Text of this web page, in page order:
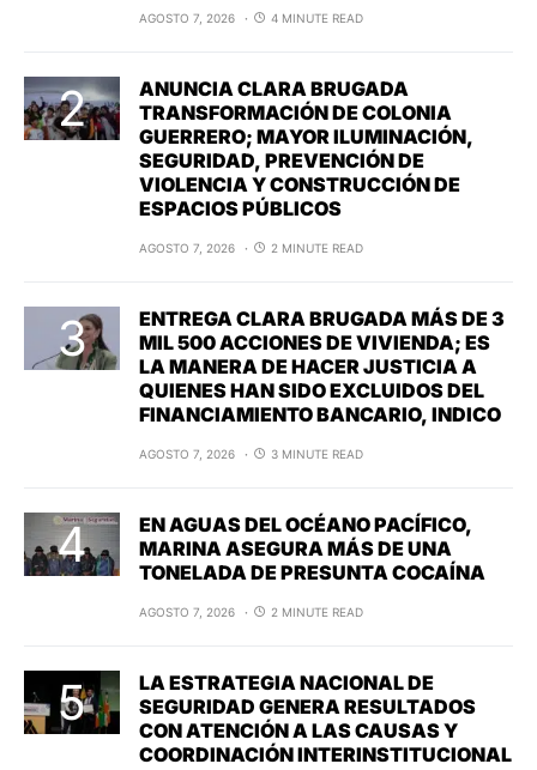
AGOSTO 7, 2026 4 MINUTE READ
ANUNCIA CLARA BRUGADA
TRANSFORMACIÓN DE COLONIA
GUERRERO; MAYOR ILUMINACIÓN,
SEGURIDAD, PREVENCIÓN DE
VIOLENCIA Y CONSTRUCCIÓN DE
ESPACIOS PÚBLICOS
AGOSTO 7, 2026 2 MINUTE READ
ENTREGA CLARA BRUGADA MÁS DE 3
MIL 500 ACCIONES DE VIVIENDA; ES
LA MANERA DE HACER JUSTICIA A
QUIENES HAN SIDO EXCLUIDOS DEL
FINANCIAMIENTO BANCARIO, INDICO
AGOSTO 7, 2026 3 MINUTE READ
EN AGUAS DEL OCÉANO PACÍFICO,
MARINA ASEGURA MÁS DE UNA
TONELADA DE PRESUNTA COCAÍNA
AGOSTO 7, 2026 2 MINUTE READ
LA ESTRATEGIA NACIONAL DE
SEGURIDAD GENERA RESULTADOS
CON ATENCIÓN A LAS CAUSAS Y
COORDINACIÓN INTERINSTITUCIONAL